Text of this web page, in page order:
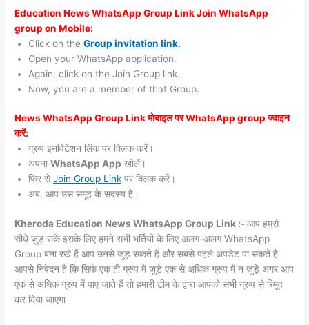
Education News WhatsApp Group Link Join WhatsApp
group on Mobile:
Click on theGroup invitation link.
Open your WhatsApp application.
Again, click on the Join Group link.
Now, you are a member of that Group.
News WhatsApp Group Link मोबाइल पर WhatsApp group ज्वाइन
करें:
ग्रुप इनविटेशन लिंक पर क्लिक करें।
अपनाWhatsApp App खोलें।
फिर सेJoin Group Link पर क्लिक करें।
अब, आप उस समूह के सदस्य हैं।
Kheroda Education News WhatsApp Group Link :-आप हमसे
सीधे जुड़ सकें इसके लिए हमने सभी भर्तियों के लिए अलग-अलग WhatsApp
Group बना रखे हैं आप उनसे जुड़ सकते हैं और सबसे पहले अपडेट पा सकते हैं
आपसे निवेदन है कि सिर्फ एक ही ग्रुप में जुड़े एक से अधिक ग्रुप में न जुड़े अगर आप
एक से अधिक ग्रुप में पाए जाते हैं तो हमारी टीम के द्वारा आपको सभी ग्रुप से रिमूव
कर दिया जाएगा